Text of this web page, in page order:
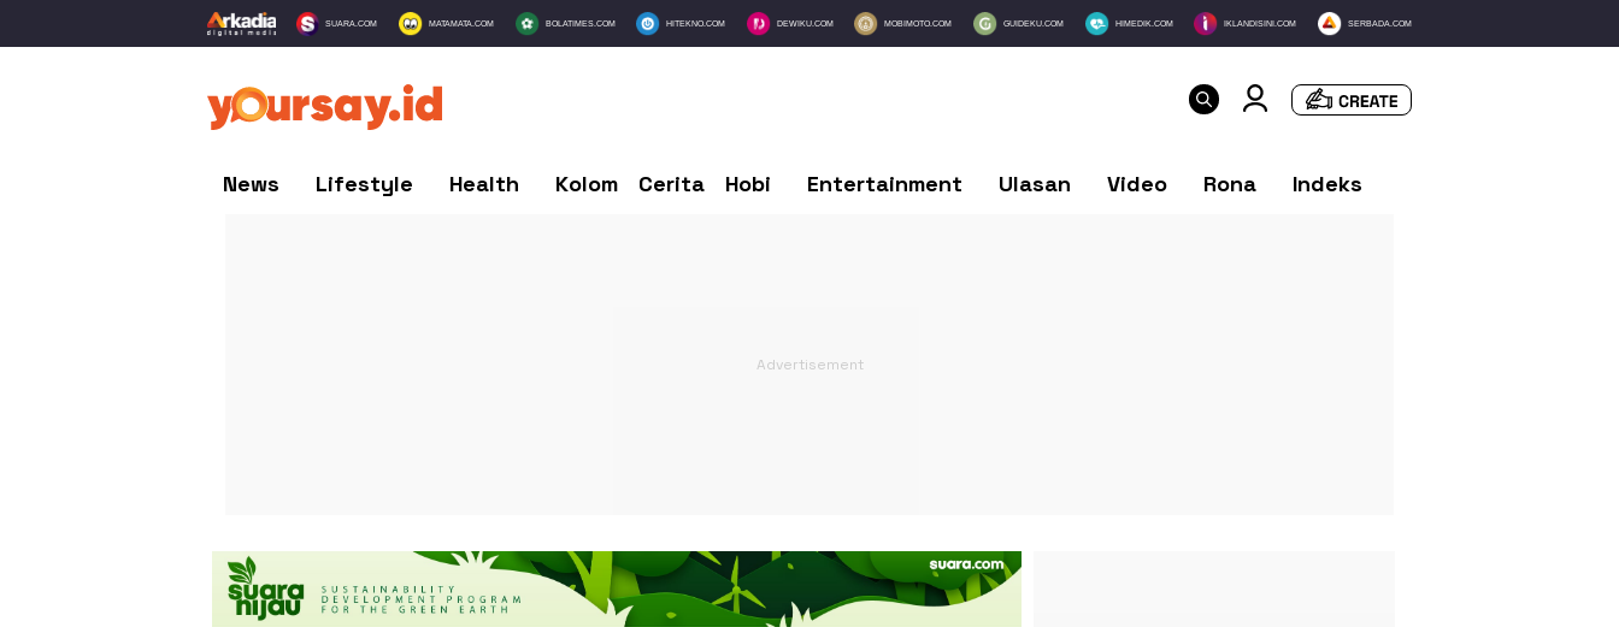
SUARA.COM MATAMATA.COM BOLATIMES.COM HITEKNO.COM DEWIKU.COM MOBIMOTO.COM GUIDEKU.COM HIMEDIK.COM IKLANDISINI.COM SERBADA.COM
News Lifestyle Health Kolom Cerita Hobi Entertainment Ulasan Video Rona Indeks